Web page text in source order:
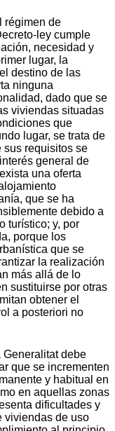
régimen de
ley cumple
necesidad y
lugar, la
destino de las
ninguna
dado que se
viviendas situadas
que
lugar, se trata de
sus requisitos se
general de
una oferta
que se ha
debido a
turístico; y, por
porque los
que se
la realización
más allá de lo
sustituirse por otras
obtener el
a posteriori no
Generalitat debe
que se incrementen
y habitual en
en aquellas zonas
dificultades y
viviendas de uso